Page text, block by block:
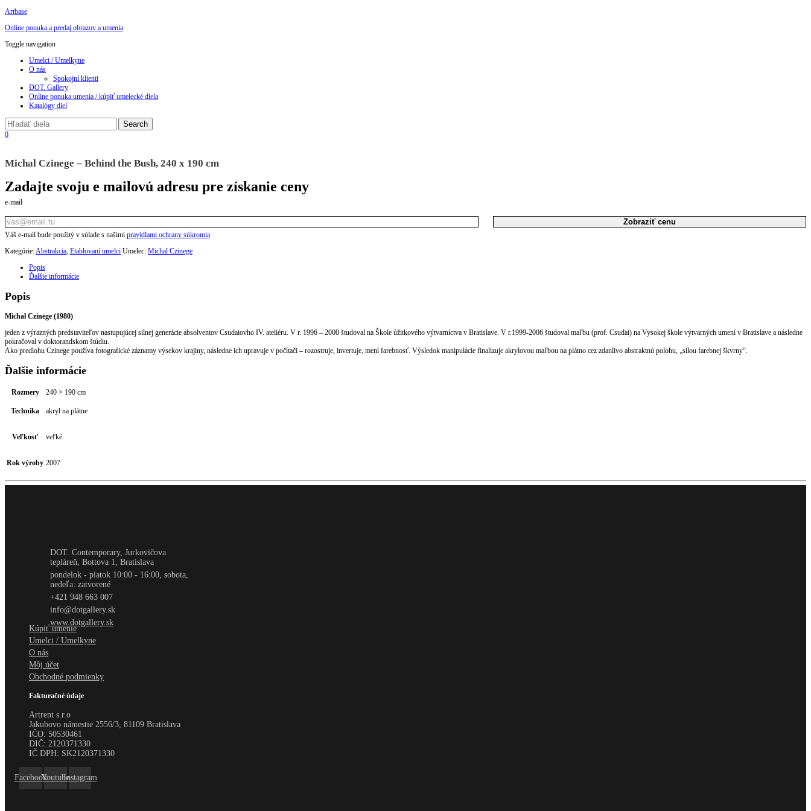
Artbase
Online ponuka a predaj obrazov a umenia
Toggle navigation
Umelci / Umelkyne
O nás
Spokojní klienti
DOT. Gallery
Online ponuka umenia / kúpiť umelecké diela
Katalógy diel
0
Michal Czinege – Behind the Bush, 240 x 190 cm
Zadajte svoju e mailovú adresu pre získanie ceny
e-mail
Zobraziť cenu
Váš e-mail bude použitý v súlade s našimi pravidlami ochrany súkromia
Kategórie:Abstrakcia, Etablovaní umelci Umelec: Michal Czinege
Popis
Ďalšie informácie
Popis
Michal Czinege (1980)
jeden z výrazných predstaviteľov nastupujúcej silnej generácie absolventov Csudaiovho IV. ateliéru. V r. 1996 – 2000 študoval na Škole úžitkového výtvarníctva v Bratislave. V r.1999-2006 študoval maľbu (prof. Csudai) na Vysokej škole výtvarných umení v Bratislave a následne
pokračoval v doktorandskom štúdiu.
Ako predlohu Czinege používa fotografické záznamy výsekov krajiny, následne ich upravuje v počítači – rozostruje, invertuje, mení farebnosť. Výsledok manipulácie finalizuje akrylovou maľbou na plátno cez zdanlivo abstraktnú polohu, „silou farebnej škvrny“.
Ďalšie informácie
Rozmery 240 × 190 cm
Technika akryl na plátne
Veľkosť veľké
Rok výroby 2007
DOT. Contemporary, Jurkovičova
tepláreň, Bottova 1, Bratislava
pondelok - piatok 10:00 - 16:00, sobota,
nedeľa: zatvorené
+421 948 663 007
info@dotgallery.sk
www.dotgallery.sk
Kúpiť umenie
Umelci / Umelkyne
O nás
Môj účet
Obchodné podmienky
Fakturačné údaje
Artrent s.r.o
Jakubovo námestie 2556/3, 81109 Bratislava
IČO: 50530461
DIČ: 2120371330
IČ DPH: SK2120371330
FacebookYoutubeInstagram